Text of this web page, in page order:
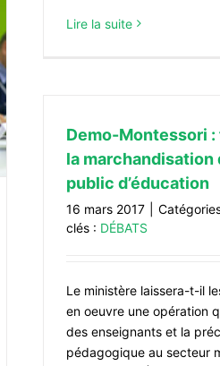
Lire la suite
Demo-Montessori :
la marchandisation
public d’éducation
16 mars 2017
clés : DÉBATS
Le ministère laissera-t-il
en oeuvre une opération
des enseignants et la
pédagogique au secteur